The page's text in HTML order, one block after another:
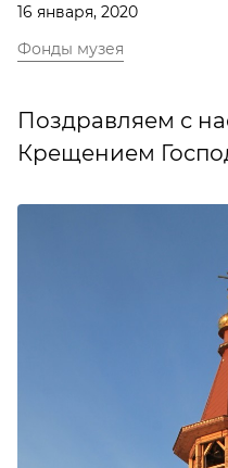
16 января, 2020
Фонды музея
Поздравляем с
Крещением